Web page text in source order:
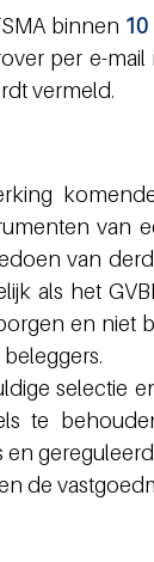
binnen
per e-mail
vermeld.
van
van
als het
en niet
selectie
te
de